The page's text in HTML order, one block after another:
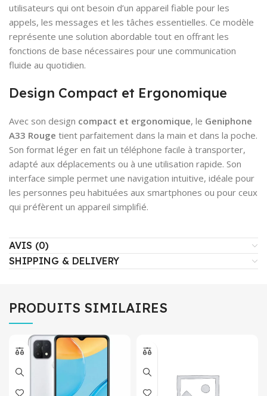
utilisateurs qui ont besoin d’un appareil fiable pour les
appels, les messages et les tâches essentielles. Ce modèle
représente une solution abordable tout en offrant les
fonctions de base nécessaires pour une communication
fluide au quotidien.
Design Compact et Ergonomique
Avec son design compact et ergonomique, le Geniphone
A33 Rouge tient parfaitement dans la main et dans la poche.
Son format léger en fait un téléphone facile à transporter,
adapté aux déplacements ou à une utilisation rapide. Son
interface simple permet une navigation intuitive, idéale pour
les personnes peu habituées aux smartphones ou pour ceux
qui préfèrent un appareil simplifié.
AVIS (0)
SHIPPING & DELIVERY
PRODUITS SIMILAIRES